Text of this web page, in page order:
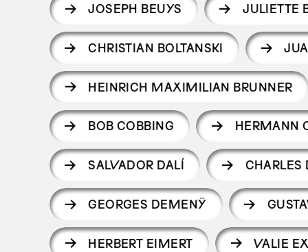
JOSEPH BEUYS JULIETTE
CHRISTIAN BOLTANSKI
HEINRICH MAXIMILIAN BRUNNER
BOB COBBING HERMANN
SALVADOR DALÍ CHARLES
GEORGES DEMENŸ
HERBERT EIMERT VALIE